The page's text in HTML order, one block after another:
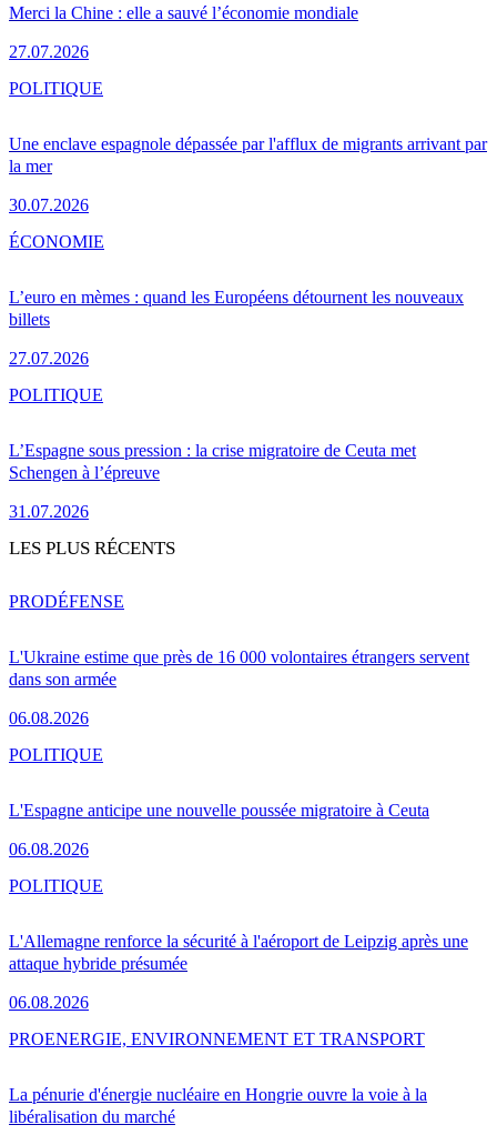
Merci la Chine : elle a sauvé l’économie mondiale
27.07.2026
Une enclave espagnole dépassée par l'afflux de migrants arrivant par
la mer
30.07.2026
POLITIQUE
L’euro en mèmes : quand les Européens détournent les nouveaux
billets
27.07.2026
ÉCONOMIE
L’Espagne sous pression : la crise migratoire de Ceuta met
Schengen à l’épreuve
31.07.2026
POLITIQUE
LES PLUS RÉCENTS
L'Ukraine estime que près de 16 000 volontaires étrangers servent
dans son armée
06.08.2026
PRODÉFENSE
L'Espagne anticipe une nouvelle poussée migratoire à Ceuta
06.08.2026
POLITIQUE
L'Allemagne renforce la sécurité à l'aéroport de Leipzig après une
attaque hybride présumée
06.08.2026
POLITIQUE
La pénurie d'énergie nucléaire en Hongrie ouvre la voie à la
libéralisation du marché
PROENERGIE, ENVIRONNEMENT ET TRANSPORT